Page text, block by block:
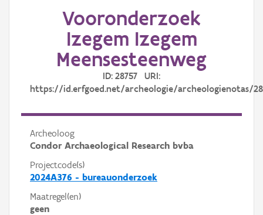
Vooronderzoek
Izegem Izegem
Meensesteenweg
ID: 28757 URI:
https://id.erfgoed.net/archeologie/archeologienotas/
Archeoloog
Condor Archaeological Research bvba
Projectcode(s)
2024A376 - bureauonderzoek
Maatregel(en)
geen